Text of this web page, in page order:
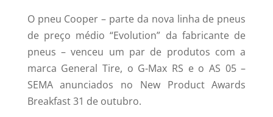
O pneu Cooper – parte da nova linha de pneus
de preço médio “Evolution” da fabricante de
pneus – venceu um par de produtos com a
marca General Tire, o G-Max RS e o AS 05 –
SEMA anunciados no New Product Awards
Breakfast 31 de outubro.